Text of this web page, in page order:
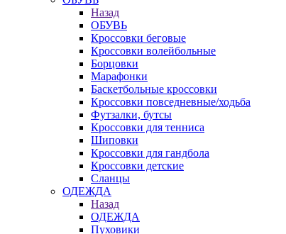
Назад
ОБУВЬ
Кроссовки беговые
Кроссовки волейбольные
Борцовки
Марафонки
Баскетбольные кроссовки
Кроссовки повседневные/ходьба
Футзалки, бутсы
Кроссовки для тенниса
Шиповки
Кроссовки для гандбола
Кроссовки детские
Сланцы
ОДЕЖДА
Назад
ОДЕЖДА
Пуховики